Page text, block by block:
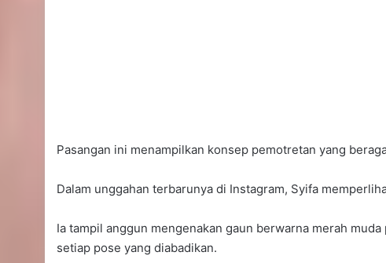
Pasangan ini menampilkan konsep pemotretan yang
Dalam unggahan terbarunya di Instagram, Syifa
Ia tampil anggun mengenakan gaun berwarna merah
setiap pose yang diabadikan.